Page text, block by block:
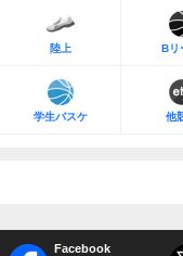
陸上 Bリ
学生バスケ 他
Facebook